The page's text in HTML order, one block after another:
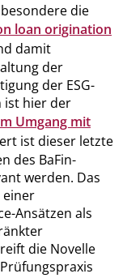
die
loan origination
damit
der
der ESG-
ist hier der
Umgang mit
ist dieser letzte
des BaFin-
werden. Das
Ansätzen als
die Novelle